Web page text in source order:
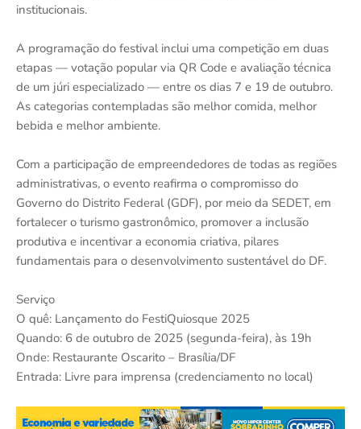
institucionais.
A programação do festival inclui uma competição em duas
etapas — votação popular via QR Code e avaliação técnica
de um júri especializado — entre os dias 7 e 19 de outubro.
As categorias contempladas são melhor comida, melhor
bebida e melhor ambiente.
Com a participação de empreendedores de todas as regiões
administrativas, o evento reafirma o compromisso do
Governo do Distrito Federal (GDF), por meio da SEDET, em
fortalecer o turismo gastronômico, promover a inclusão
produtiva e incentivar a economia criativa, pilares
fundamentais para o desenvolvimento sustentável do DF.
Serviço
O quê: Lançamento do FestiQuiosque 2025
Quando: 6 de outubro de 2025 (segunda-feira), às 19h
Onde: Restaurante Oscarito – Brasília/DF
Entrada: Livre para imprensa (credenciamento no local)